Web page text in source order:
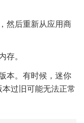
然后重新从应用商
存。
本。有时候，迷你
过旧可能无法正常